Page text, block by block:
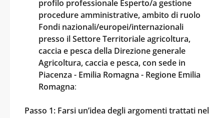
profilo professionale Esperto/a gestione
procedure amministrative, ambito di ruolo
Fondi nazionali/europei/internazionali
presso il Settore Territoriale agricoltura,
caccia e pesca della Direzione generale
Agricoltura, caccia e pesca, con sede in
Piacenza - Emilia Romagna - Regione Emilia
Romagna:
Passo 1: Farsi un’idea degli argomenti trattati nel